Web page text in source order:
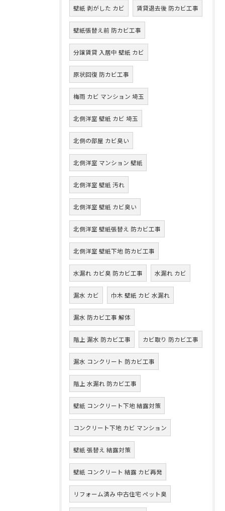
壁紙 剥がした カビ 賃貸退去後 防カビ工事
壁紙張替え前 防カビ工事
分譲賃貸 入居中 壁紙 カビ
原状回復 防カビ工事
梅雨 カビ マンション 埼玉
北側洋室 壁紙 カビ 埼玉
北側の部屋 カビ臭い
北側洋室 マンション 壁紙
北側洋室 壁紙 汚れ
北側洋室 壁紙 カビ臭い
北側洋室 壁紙張替え 防カビ工事
北側洋室 壁紙下地 防カビ工事
水漏れ カビ臭 防カビ工事 水漏れ カビ
漏水 カビ 巾木 壁紙 カビ 水漏れ
漏水 防カビ工事 解体
階上 漏水 防カビ工事 カビ取り 防カビ工事
漏水 コンクリート 防カビ工事
階上 水漏れ 防カビ工事
壁紙 コンクリート下地 結露対策
コンクリート下地 カビ マンション
壁紙 張替え 結露対策
壁紙 コンクリート 結露 カビ再発
リフォーム済み 中古住宅 ペット臭